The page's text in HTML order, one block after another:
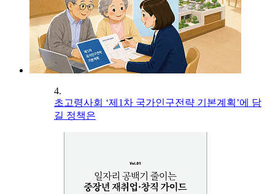
4.
초고령사회 ‘제1차 국가인구전략 기본계획’에 담
길 정책은